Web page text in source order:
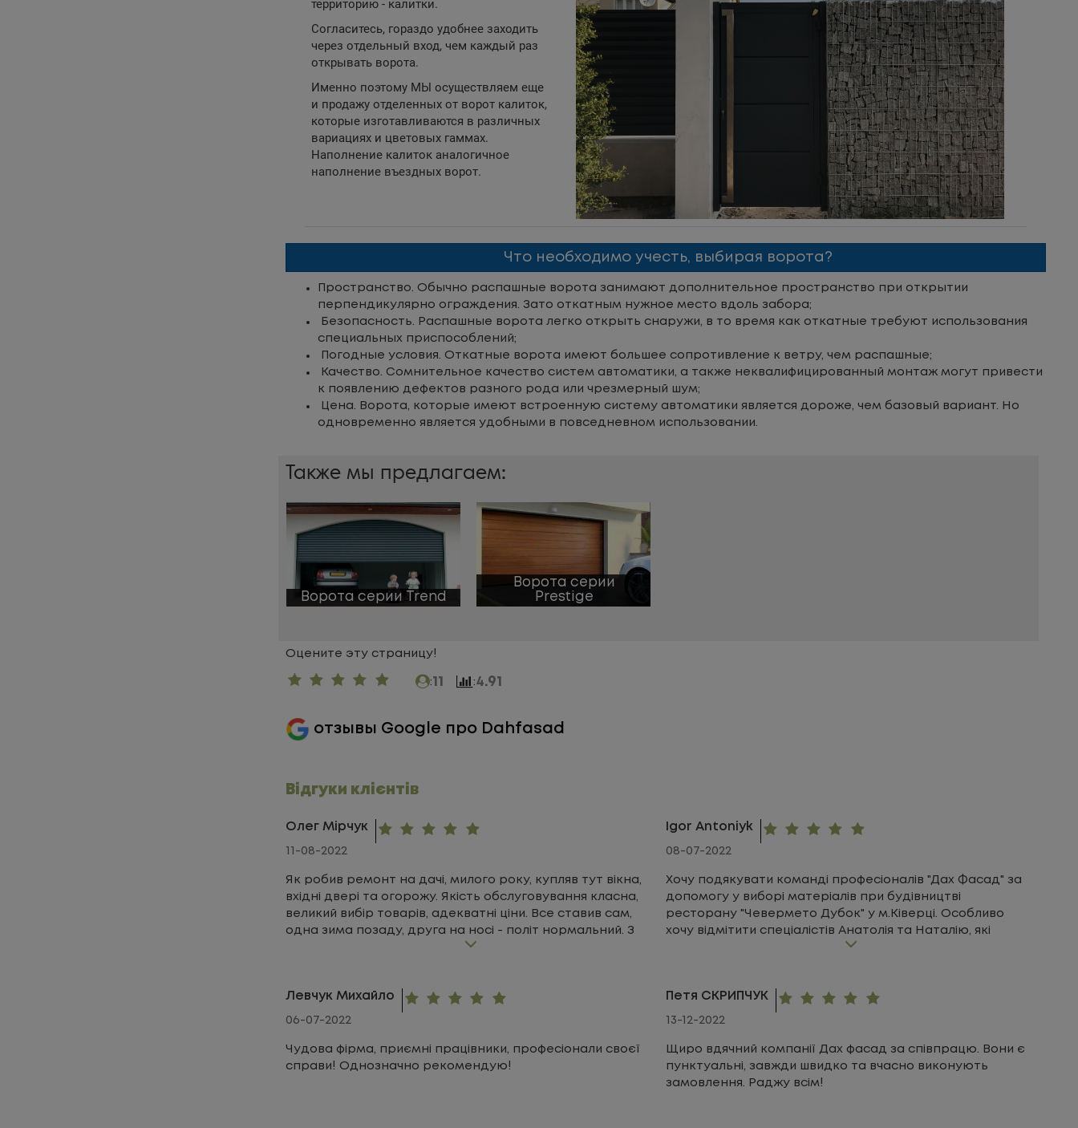
территорию - калитки.
Согласитесь, гораздо удобнее заходить
через отдельный вход, чем каждый раз
открывать ворота.
Именно поэтому МЫ осуществляем еще
и продажу отделенных от ворот калиток,
которые изготавливаются в различных
вариациях и цветовых гаммах.
Наполнение калиток аналогичное
наполнение въездных ворот.
Что необходимо учесть, выбирая ворота?
Пространство. Обычно распашные ворота занимают дополнительное пространство при открытии
перпендикулярно ограждения. Зато откатным нужное место вдоль забора;
Безопасность. Распашные ворота легко открыть снаружи, в то время как откатные требуют использования
специальных приспособлений;
Погодные условия. Откатные ворота имеют большее сопротивление к ветру, чем распашные;
Качество. Сомнительное качество систем автоматики, а также неквалифицированный монтаж могут привести
к появлению дефектов разного рода или чрезмерный шум;
Цена. Ворота, которые имеют встроенную систему автоматики является дороже, чем базовый вариант. Но
одновременно является удобными в повседневном использовании.
Также мы предлагаем:
Ворота серии Trend
Ворота серии
Prestige
Оцените эту страницу!
:11 :4.91
отзывы Google про Dahfasad
Відгуки клієнтів
Олег Мірчук
11-08-2022
Як робив ремонт на дачі, милого року, купляв тут вікна,
вхідні двері та огорожу. Якість обслуговування класна,
великий вибір товарів, адекватні ціни. Все ставив сам,
одна зима позаду, друга на носі - політ нормальний. З
вікон дверей не дує, вони працюють і нормально
роботою. Всім радий.
Igor Antoniyk
08-07-2022
Хочу подякувати команді професіоналів "Дах Фасад" за
допомогу у виборі матеріалів при будівництві
ресторану "Чевермето Дубок" у м.Ківерці. Особливо
хочу відмітити спеціалістів Анатолія та Наталію, які
надали кваліфіковані поради при виборі покрівлі, вікон
та якісно.
Левчук Михайло
06-07-2022
Чудова фірма, приємні працівники, професіонали своєї
справи! Однозначно рекомендую!
Петя СКРИПЧУК
13-12-2022
Щиро вдячний компанії Дах фасад за співпрацю. Вони є
пунктуальні, завжди швидко та вчасно виконують
замовлення. Раджу всім!